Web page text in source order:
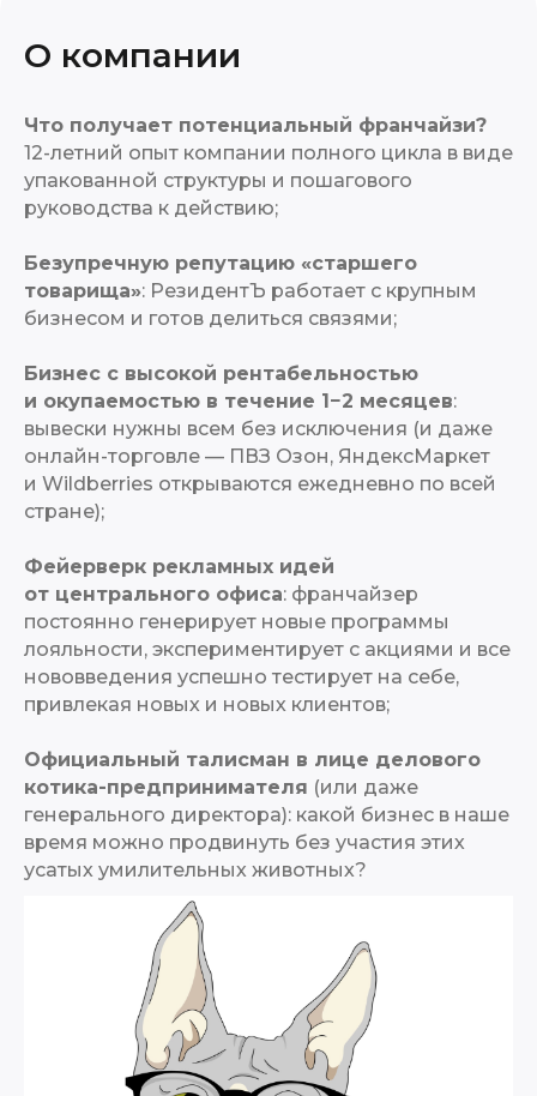
О компании
Что получает потенциальный франчайзи?
12-летний опыт компании полного цикла в виде
упакованной структуры и пошагового
руководства к действию;
Безупречную репутацию «старшего
товарища»: РезидентЪ работает с крупным
бизнесом и готов делиться связями;
Бизнес с высокой рентабельностью
и окупаемостью в течение 1−2 месяцев:
вывески нужны всем без исключения (и даже
онлайн-торговле — ПВЗ Озон, ЯндексМаркет
и Wildberries открываются ежедневно по всей
стране);
Фейерверк рекламных идей
от центрального офиса: франчайзер
постоянно генерирует новые программы
лояльности, экспериментирует с акциями и все
нововведения успешно тестирует на себе,
привлекая новых и новых клиентов;
Официальный талисман в лице делового
котика-предпринимателя (или даже
генерального директора): какой бизнес в наше
время можно продвинуть без участия этих
усатых умилительных животных?